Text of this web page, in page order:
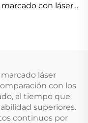
marcado con láser
láser
con los
al tiempo que
superiores.
continuos por